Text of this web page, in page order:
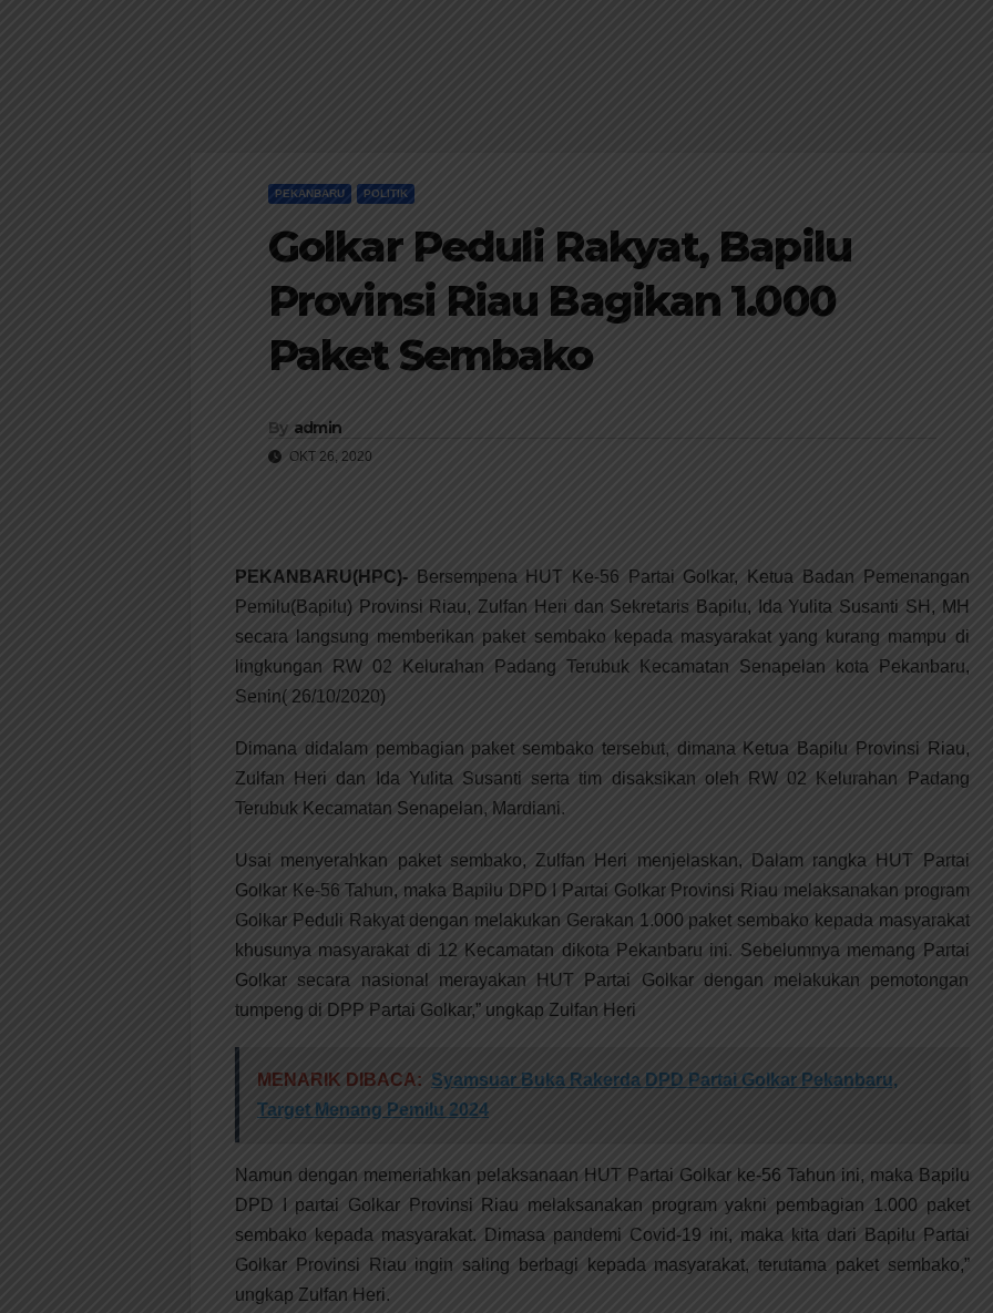
PEKANBARU POLITIK
Golkar Peduli Rakyat, Bapilu
Provinsi Riau Bagikan 1.000
Paket Sembako
By admin
OKT 26, 2020
PEKANBARU(HPC)- Bersempena HUT Ke-56 Partai Golkar, Ketua Badan Pemenangan
Pemilu(Bapilu) Provinsi Riau, Zulfan Heri dan Sekretaris Bapilu, Ida Yulita Susanti SH, MH
secara langsung memberikan paket sembako kepada masyarakat yang kurang mampu di
lingkungan RW 02 Kelurahan Padang Terubuk Kecamatan Senapelan kota Pekanbaru,
Senin( 26/10/2020)
Dimana didalam pembagian paket sembako tersebut, dimana Ketua Bapilu Provinsi Riau,
Zulfan Heri dan Ida Yulita Susanti serta tim disaksikan oleh RW 02 Kelurahan Padang
Terubuk Kecamatan Senapelan, Mardiani.
Usai menyerahkan paket sembako, Zulfan Heri menjelaskan, Dalam rangka HUT Partai
Golkar Ke-56 Tahun, maka Bapilu DPD I Partai Golkar Provinsi Riau melaksanakan program
Golkar Peduli Rakyat dengan melakukan Gerakan 1.000 paket sembako kepada masyarakat
khusunya masyarakat di 12 Kecamatan dikota Pekanbaru ini. Sebelumnya memang Partai
Golkar secara nasional merayakan HUT Partai Golkar dengan melakukan pemotongan
tumpeng di DPP Partai Golkar,” ungkap Zulfan Heri
MENARIK DIBACA: Syamsuar Buka Rakerda DPD Partai Golkar Pekanbaru,
Target Menang Pemilu 2024
Namun dengan memeriahkan pelaksanaan HUT Partai Golkar ke-56 Tahun ini, maka Bapilu
DPD I partai Golkar Provinsi Riau melaksanakan program yakni pembagian 1.000 paket
sembako kepada masyarakat. Dimasa pandemi Covid-19 ini, maka kita dari Bapilu Partai
Golkar Provinsi Riau ingin saling berbagi kepada masyarakat, terutama paket sembako,”
ungkap Zulfan Heri.